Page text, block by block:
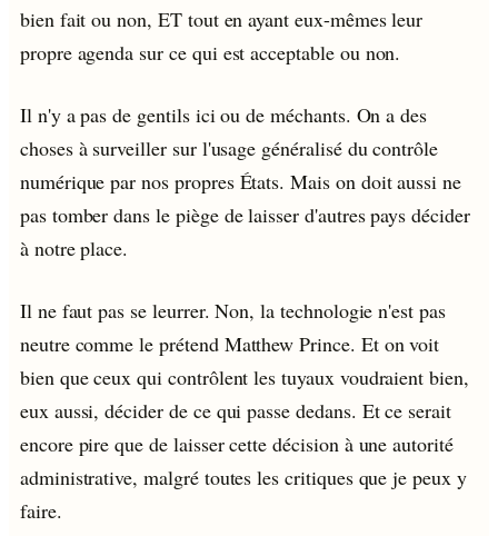
bien fait ou non, ET tout en ayant eux-mêmes leur
propre agenda sur ce qui est acceptable ou non.
Il n'y a pas de gentils ici ou de méchants. On a des
choses à surveiller sur l'usage généralisé du contrôle
numérique par nos propres États. Mais on doit aussi ne
pas tomber dans le piège de laisser d'autres pays décider
à notre place.
Il ne faut pas se leurrer. Non, la technologie n'est pas
neutre comme le prétend Matthew Prince. Et on voit
bien que ceux qui contrôlent les tuyaux voudraient bien,
eux aussi, décider de ce qui passe dedans. Et ce serait
encore pire que de laisser cette décision à une autorité
administrative, malgré toutes les critiques que je peux y
faire.